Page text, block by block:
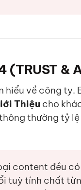
(TRUST &
hiểu về công ty.
Thiệu cho
thường tỷ
content đều
tuỳ tính chất